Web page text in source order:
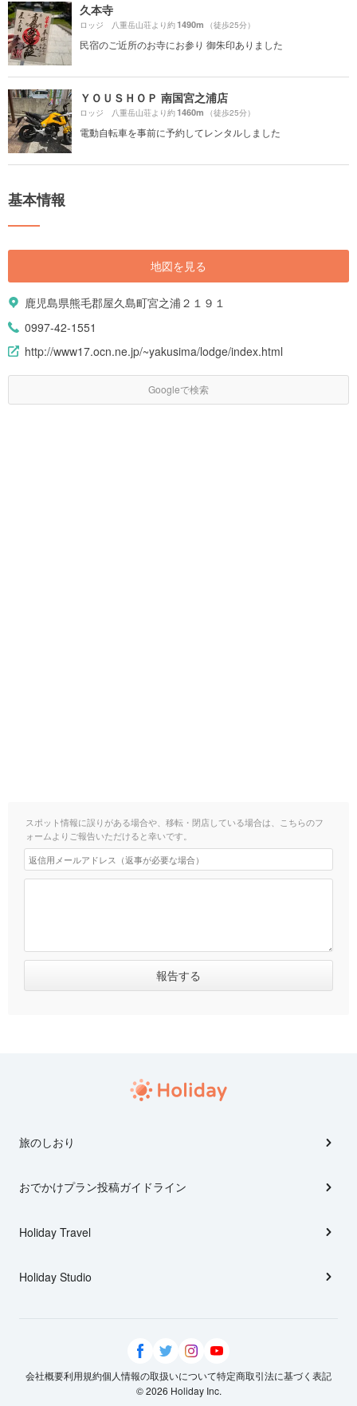
久本寺
ロッジ 八重岳山荘より約1490m （徒歩25分）
民宿のご近所のお寺にお参り 御朱印ありました
ＹＯＵＳＨＯＰ 南国宮之浦店
ロッジ 八重岳山荘より約1460m （徒歩25分）
電動自転車を事前に予約してレンタルしました
基本情報
地図を見る
鹿児島県熊毛郡屋久島町宮之浦２１９１
0997-42-1551
http://www17.ocn.ne.jp/~yakusima/lodge/index.html
Googleで検索
スポット情報に誤りがある場合や、移転・閉店している場合は、こちらのフ
ォームよりご報告いただけると幸いです。
旅のしおり
おでかけプラン投稿ガイドライン
Holiday Travel
Holiday Studio
会社概要利用規約個人情報の取扱いについて特定商取引法に基づく表記
© 2026 Holiday Inc.